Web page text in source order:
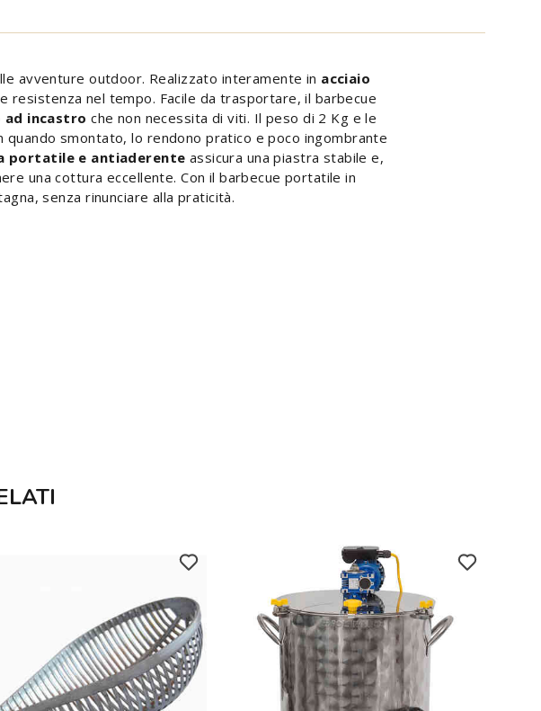
avventure outdoor. Realizzato interamente in acciaio
resistenza nel tempo. Facile da trasportare, il barbecue
ad incastro che non necessita di viti. Il peso di 2 Kg e le
smontato, lo rendono pratico e poco ingombrante
portatile e antiaderente assicura una piastra stabile e,
una cottura eccellente. Con il barbecue portatile in
senza rinunciare alla praticità.